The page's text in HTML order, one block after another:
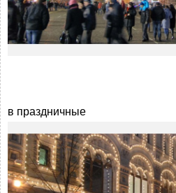
в праздничные